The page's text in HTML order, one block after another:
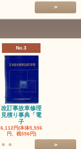
>
No.3
改訂事故車修理
見積り事典「電
子
6,112円(本体5,556
円、税556円)
>